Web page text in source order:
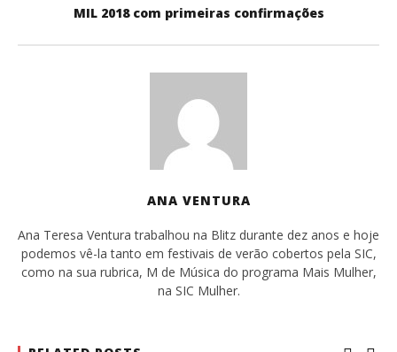
MIL 2018 com primeiras confirmações
ANA VENTURA
Ana Teresa Ventura trabalhou na Blitz durante dez anos e hoje
podemos vê-la tanto em festivais de verão cobertos pela SIC,
como na sua rubrica, M de Música do programa Mais Mulher,
na SIC Mulher.